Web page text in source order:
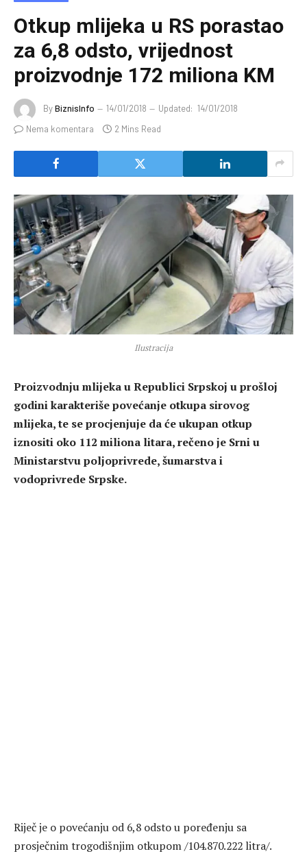
Otkup mlijeka u RS porastao
za 6,8 odsto, vrijednost
proizvodnje 172 miliona KM
ByBiznisInfo 14/01/2018 Updated: 14/01/2018
Nema komentara
2 Mins Read
Ilustracija
Proizvodnju mlijeka u Republici Srpskoj u prošloj
godini karakteriše povećanje otkupa sirovog
mlijeka, te se procjenjuje da će ukupan otkup
iznositi oko 112 miliona litara, rečeno je Srni u
Ministarstvu poljoprivrede, šumarstva i
vodoprivrede Srpske.
Riječ je o povećanju od 6,8 odsto u poređenju sa
prosječnim trogodišnjim otkupom /104.870.222 litra/.